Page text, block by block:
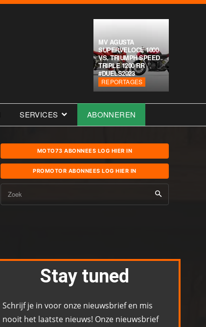
MV AGUSTA
SUPERVELOCE 1000
VS. TRIUMPH SPEED
TRIPLE 1200 RR
#DUELS2023
REPORTAGES
SERVICES ABONNEREN
MOTO73 ABONNEES LOG HIER IN
PROMOTOR ABONNEES LOG HIER IN
Zoek
Stay tuned
Schrijf je in voor onze nieuwsbrief en mis
nooit het laatste nieuws! Onze nieuwsbrief